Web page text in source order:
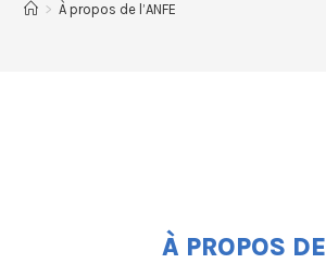
> À propos de l’ANFE
À PROPOS DE​